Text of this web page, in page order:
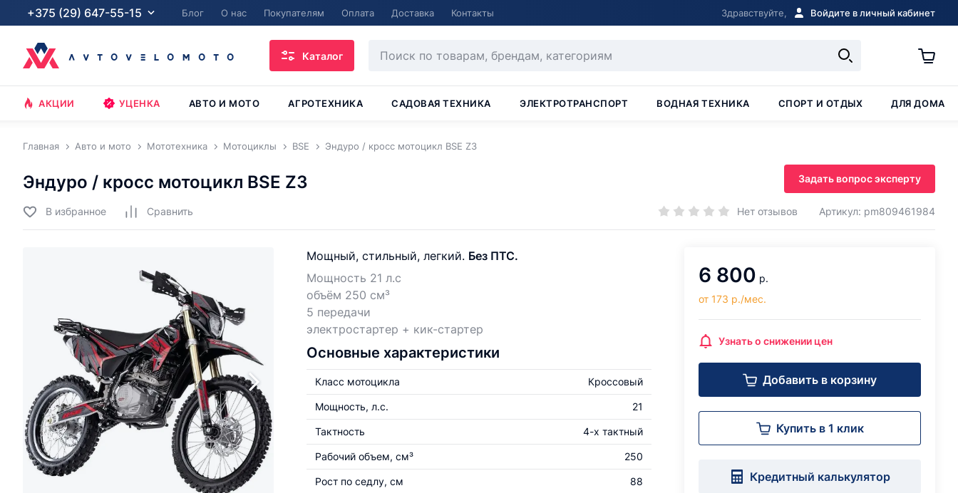
+375 (29) 647-55-15 Блог О нас Покупателям Оплата Доставка Контакты Здравствуйте, Войдите в личный кабинет
Каталог
АКЦИИ УЦЕНКА АВТО И МОТО АГРОТЕХНИКА САДОВАЯ ТЕХНИКА ЭЛЕКТРОТРАНСПОРТ ВОДНАЯ ТЕХНИКА СПОРТ И ОТДЫХ ДЛЯ ДОМА
Главная Авто и мото Мототехника Мотоциклы BSE Эндуро / кросс мотоцикл BSE Z3
Эндуро / кросс мотоцикл BSE Z3 Задать вопрос эксперту
В избранное Cравнить Нет отзывов Артикул: pm809461984
Мощный, cтильный, легкий. Без ПТС.
Мощность 21 л.с
объём 250 см³
5 передачи
электростартер + кик-стартер
Основные характеристики
Класс мотоцикла Кроссовый
Мощность, л.с. 21
Тактность 4-х тактный
Рабочий объем, см³ 250
Рост по седлу, см 88
6 800 р.
от 173 р./мес.
Узнать о снижении цен
Добавить в корзину
Купить в 1 клик
Кредитный калькулятор